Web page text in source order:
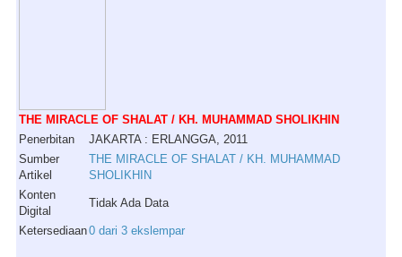
THE MIRACLE OF SHALAT / KH. MUHAMMAD SHOLIKHIN
Penerbitan
JAKARTA : ERLANGGA, 2011
Sumber
Artikel
THE MIRACLE OF SHALAT / KH. MUHAMMAD
SHOLIKHIN
Konten
Digital
Tidak Ada Data
Ketersediaan0 dari 3 ekslempar